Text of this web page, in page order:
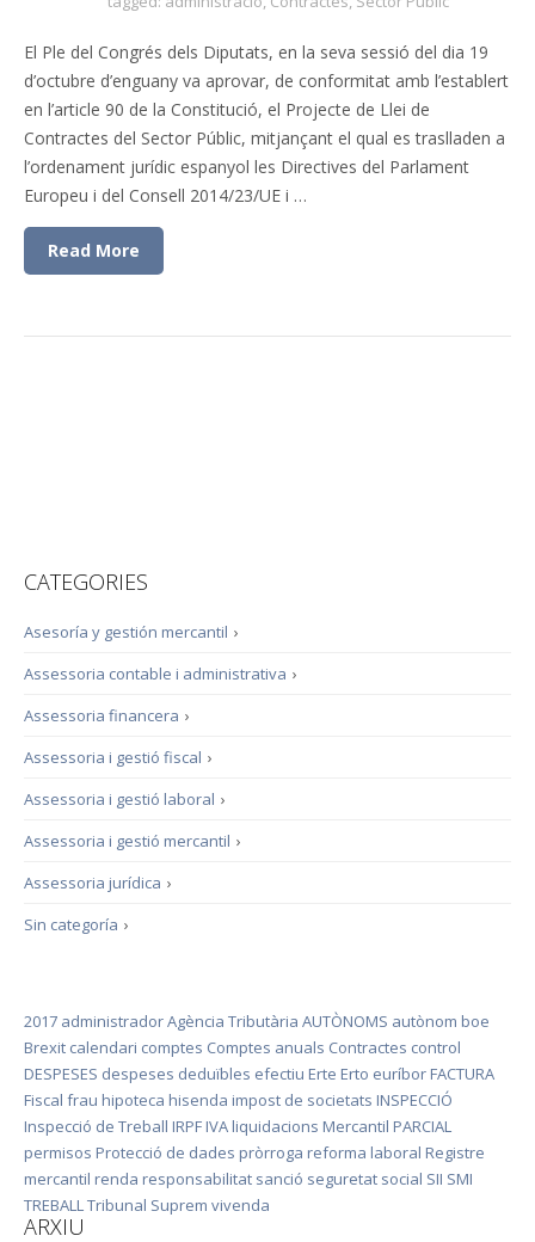
El Ple del Congrés dels Diputats, en la seva sessió del dia 19
d’octubre d’enguany va aprovar, de conformitat amb l’establert
en l’article 90 de la Constitució, el Projecte de Llei de
Contractes del Sector Públic, mitjançant el qual es traslladen a
l’ordenament jurídic espanyol les Directives del Parlament
Europeu i del Consell 2014/23/UE i …
Read More
CATEGORIES
›
Asesoría y gestión mercantil
›
Assessoria contable i administrativa
›
Assessoria financera
›
Assessoria i gestió fiscal
›
Assessoria i gestió laboral
›
Assessoria i gestió mercantil
›
Assessoria jurídica
›
Sin categoría
2017 administradorAgència Tributària AUTÒNOMS autònom boe
Brexit calendari comptes Comptes anuals Contractes control
DESPESES despeses deduïbles efectiu Erte Erto euríbor FACTURA
Fiscal frau hipoteca hisenda impost de societats INSPECCIÓ
Inspecció de Treball IRPF IVA liquidacions Mercantil PARCIAL
permisos Protecció de dades pròrroga reforma laboral Registre
mercantil renda responsabilitat sanció seguretat social SII SMI
TREBALLTribunal Suprem vivenda
ARXIU